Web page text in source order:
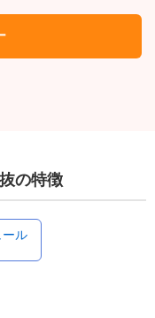
の特徴
ール